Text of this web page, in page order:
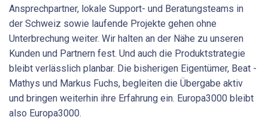
Ansprechpartner, lokale Support- und Beratungsteams in
der Schweiz sowie laufende Projekte gehen ohne
Unterbrechung weiter. Wir halten an der Nähe zu unseren
Kunden und Partnern fest. Und auch die Produktstrategie
bleibt verlässlich planbar. Die bisherigen Eigentümer, Beat ­
Mathys und Markus Fuchs, begleiten die Übergabe aktiv
und bringen weiterhin ihre Erfahrung ein. Europa3000 bleibt
also Europa3000.